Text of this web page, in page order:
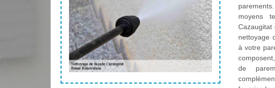
moyens
Cazaugitat
nettoyage
à votre
de